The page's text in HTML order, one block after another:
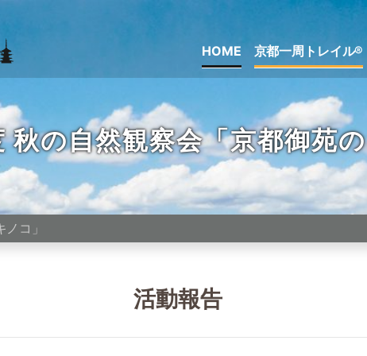
HOME 京都一周トレイル®
秋の自然観察会「京都御苑
コ」
活動報告